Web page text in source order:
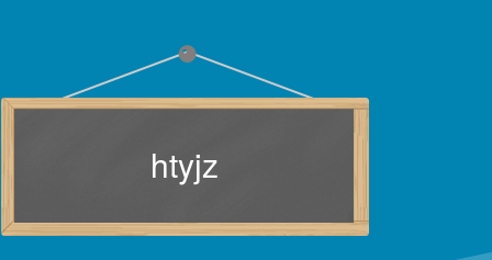
htyjz